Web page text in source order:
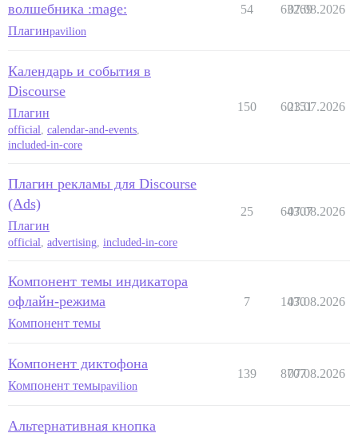
волшебника :mage:
Плагинpavilion
54 63269
07.08.2026
Календарь и события в
Discourse
Плагин
official, calendar-and-events,
included-in-core
150 60151
23.07.2026
Плагин рекламы для Discourse
(Ads)
Плагин
official, advertising, included-in-core
25 64307
07.08.2026
Компонент темы индикатора
офлайн-режима
Компонент темы
7 1430
07.08.2026
Компонент диктофона
Компонент темыpavilion
139 8707
07.08.2026
Альтернативная кнопка